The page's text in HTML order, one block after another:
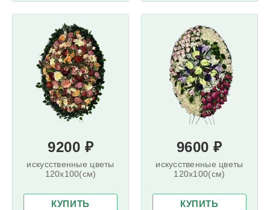
9200 ₽
искусственные цветы
120x100(см)
КУПИТЬ
9600 ₽
искусственные цветы
120x100(см)
КУПИТЬ